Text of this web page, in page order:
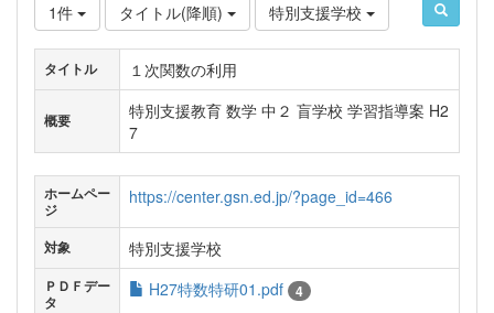
1件 タイトル(降順) 特別支援学校
タイトル １次関数の利用
概要
特別支援教育 数学 中２ 盲学校 学習指導案 H2
7
ホームペー
ジ
https://center.gsn.ed.jp/?page_id=466
対象 特別支援学校
ＰＤＦデー
タ
H27特数特研01.pdf 4